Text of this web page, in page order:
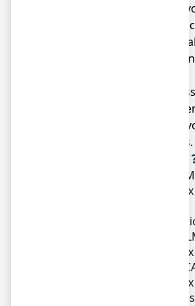
indésirable, parlez-en à
ou votre pharmacien.
aussi à tout effet
serait pas mentionné
● Vous devez vous
médecin si vous ne
amélioration ou si vous
moins bien après 7 jours.
Que contient cette notice
1. Qu'est-ce que
emplâtre
2. Quelles sont les
avant d'utiliser
emplâtre médicamenteux
3. Comment utiliser
emplâtre médicamenteux
4. Quels sont les effets